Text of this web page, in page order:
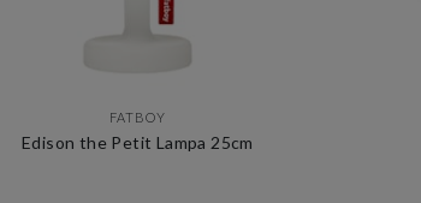
FATBOY
Edison the Petit Lampa 25cm